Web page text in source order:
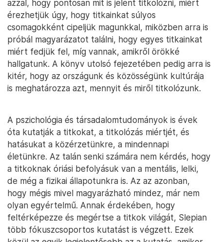
azzal, hogy pontosan mit is jelent titkolózni, miért
érezhetjük úgy, hogy titkainkat súlyos
csomagokként cipeljük magunkkal, miközben arra is
próbál magyarázatot találni, hogy egyes titkainkat
miért fedjük fel, míg vannak, amikről örökké
hallgatunk. A könyv utolsó fejezetében pedig arra is
kitér, hogy az országunk és közösségünk kultúrája
is meghatározza azt, mennyit és miről titkolózunk.
A pszichológia és társadalomtudományok is évek
óta kutatják a titkokat, a titkolózás miértjét, és
hatásukat a közérzetünkre, a mindennapi
életünkre. Az talán senki számára nem kérdés, hogy
a titkoknak óriási befolyásuk van a mentális, lelki,
de még a fizikai állapotunkra is. Az az azonban,
hogy mégis mivel magyarázható mindez, már nem
olyan egyértelmű. Annak érdekében, hogy
feltérképezze és megértse a titkok világát, Slepian
több fókuszcsoportos kutatást is végzett. Ezek